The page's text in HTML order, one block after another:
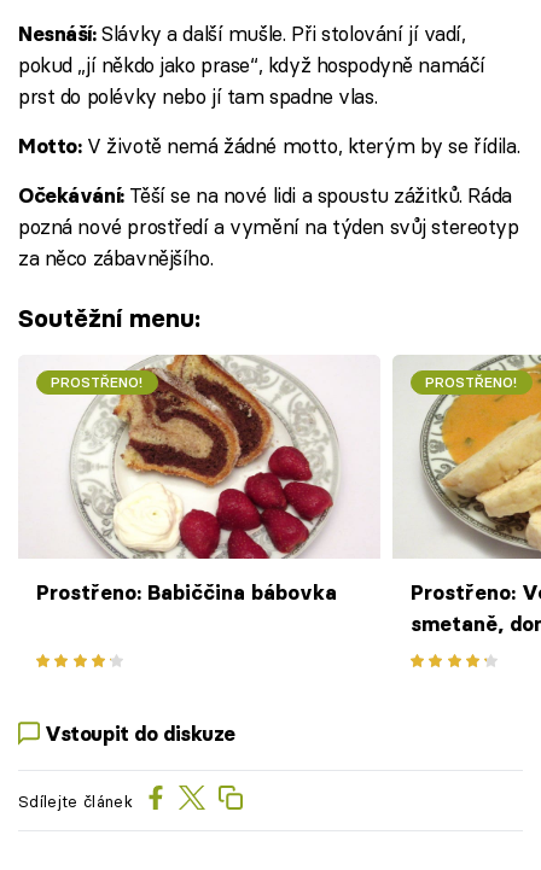
Nesnáší:Slávky a další mušle. Při stolování jí vadí,
pokud „jí někdo jako prase“, když hospodyně namáčí
prst do polévky nebo jí tam spadne vlas.
Motto: V životě nemá žádné motto, kterým by se řídila.
Očekávání: Těší se na nové lidi a spoustu zážitků. Ráda
pozná nové prostředí a vymění na týden svůj stereotyp
za něco zábavnějšího.
Soutěžní menu:
PROSTŘENO!
Prostřeno: Babiččina bábovka
PROSTŘENO!
Prostřeno:
smetaně,
knedlík
Vstoupit do diskuze
Sdílejte článek